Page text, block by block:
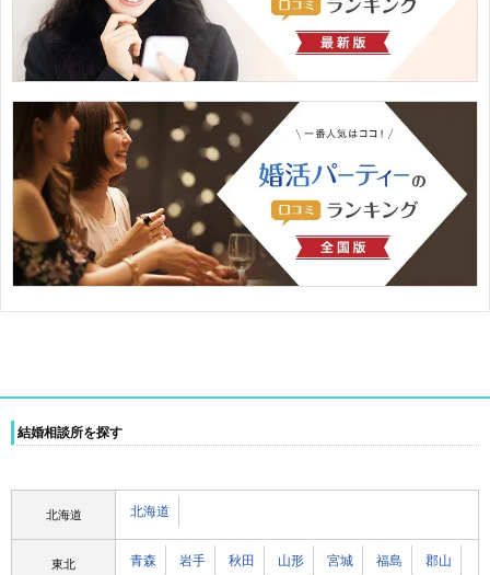
結婚相談所を探す
北海道 北海道
東北 青森 岩手 秋田 山形 宮城 福島 郡山